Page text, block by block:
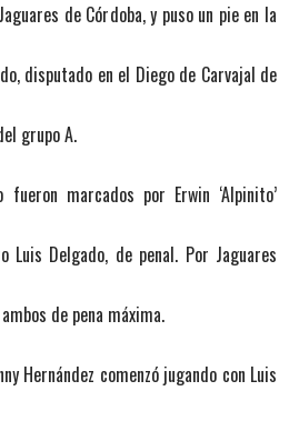
de Córdoba, y puso un pie en la
disputado en el Diego de Carvajal de
grupo A.
marcados por Erwin ‘Alpinito’
Luis Delgado, de penal. Por Jaguares
de pena máxima.
Hernández comenzó jugando con Luis